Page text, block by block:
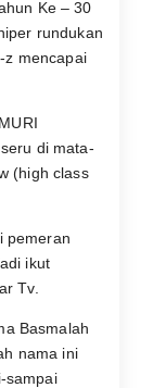
Ke – 30
rundukan
z mencapai
di mata-
(high class
pemeran
ikut
Tv.
Basmalah
nama ini
sampai